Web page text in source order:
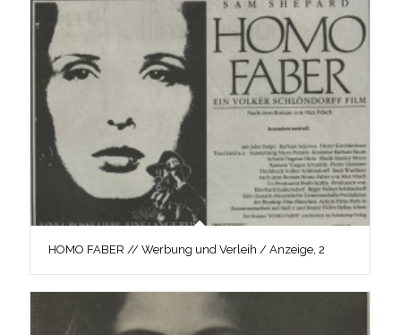
HOMO FABER // Werbung und Verleih / Anzeige, 2